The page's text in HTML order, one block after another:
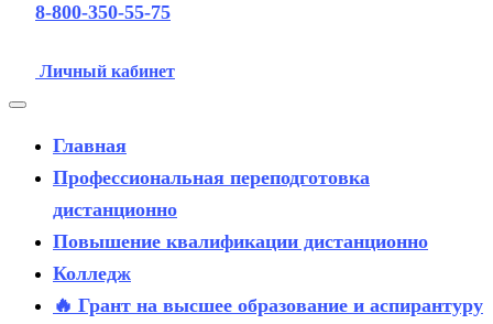
8-800-350-55-75
Личный кабинет
Главная
Профессиональная переподготовка
дистанционно
Повышение квалификации дистанционно
Колледж
🔥 Грант на высшее образование и аспирантуру